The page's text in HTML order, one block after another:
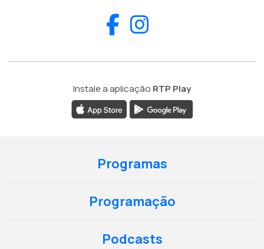
Facebook
Instale a aplicação RTP Play
Programas
Programação
Podcasts